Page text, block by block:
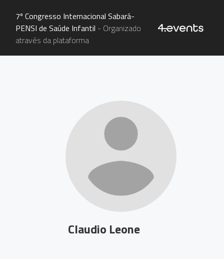
7º Congresso Internacional Sabará-
PENSI de Saúde Infantil - Organizado
através da plataforma
Claudio Leone